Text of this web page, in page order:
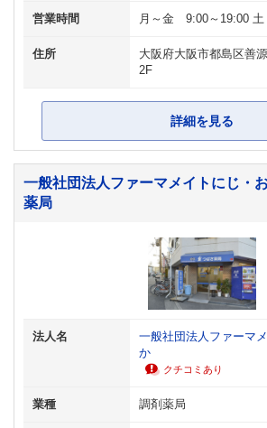
営業時間 月～金 9:00～19:00
住所
大阪府大阪市都島区善
2F
詳細を見る
一般社団法人ファーマメイトにじ・
薬局
法人名
一般社団法人ファーマ
か
クチコミあり
業種 調剤薬局